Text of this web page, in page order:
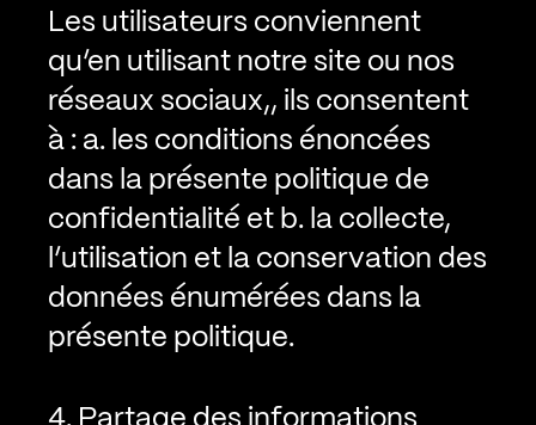
Les utilisateurs conviennent
qu’en utilisant notre site ou nos
réseaux sociaux,, ils consentent
à :a. les conditions énoncées
dans la présente politique de
confidentialité etb. la collecte,
l’utilisation et la conservation des
données énumérées dans la
présente politique.
4. Partage des informations